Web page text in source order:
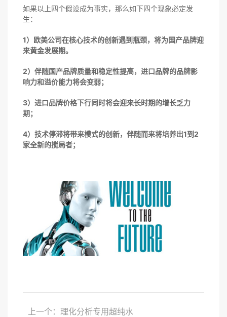
如果以上四个假设成为事实，那么如下四个现象必定发
生：
1）欧美公司在核心技术的创新遇到瓶颈，将为国产品牌迎
来黄金发展期。
2）伴随国产品牌质量和稳定性提高，进口品牌的品牌影
响力和溢价能力将会变弱；
3）进口品牌价格下行同时将会迎来长时期的增长乏力
期；
4）技术停滞将带来模式的创新，伴随而来将培养出1到2
家全新的搅局者；
上一个：理化分析专用超纯水